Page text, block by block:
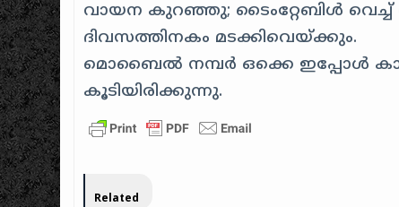
വായന കുറഞ്ഞു; ടൈംറ്റേബിൾ
ദിവസത്തിനകം മടക്കിവെയ്ക്കും.
മൊബൈൽ നമ്പർ ഒക്കെ ഇപ്പോൾ
കൂടിയിരിക്കുന്നു.
Related